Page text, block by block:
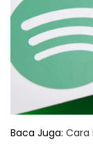
Baca Juga: Cara